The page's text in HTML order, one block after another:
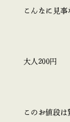
こんなに見事
大人200円
このお値段は